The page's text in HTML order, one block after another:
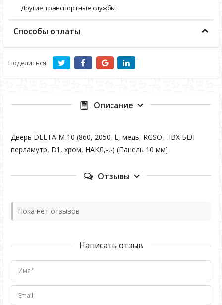
Другие транспортные службы
Способы оплаты
Поделиться:
Описание
Дверь DELTA-M 10 (860, 2050, L, медь, RGSO, ПВХ БЕЛ
перламутр, D1, хром, НАКЛ,-,-) (Панель 10 мм)
Отзывы
Пока нет отзывов
Написать отзыв
Имя*
Email